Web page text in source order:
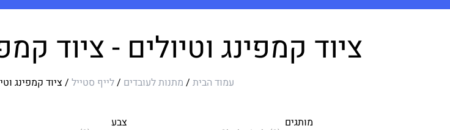
ציוד קמפינג וטיולים - ציוד
עמוד הבית / מתנות לעובדים /לייף סטייל / ציוד קמפינג
מותגים צבע